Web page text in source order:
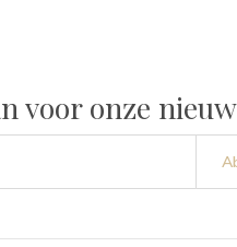
voor onze